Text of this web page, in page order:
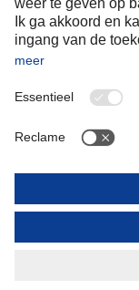
Spain
Sweden
Switzerland
OCEANIA